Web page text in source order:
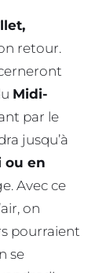
retour.
Midi-
par le
jusqu’à
ou en
Avec ce
on
pourraient
se